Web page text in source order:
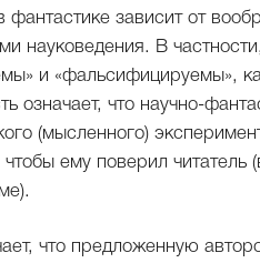
фантастике зависит от
науковедения. В
и «фальсифицируемы»,
означает, что научно-
(мысленного)
чтобы ему поверил
что предложенную